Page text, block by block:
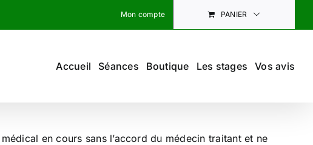
Mon compte PANIER
Accueil Séances Boutique Les stages Vos avis
en cours sans l’accord du médecin traitant et ne